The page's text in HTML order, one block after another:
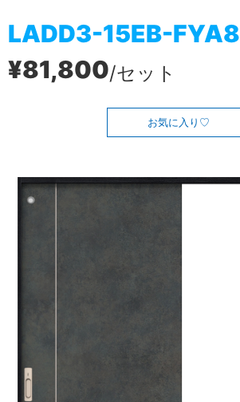
LADD3-15EB-FYA8
¥81,800/セット
お気に入り